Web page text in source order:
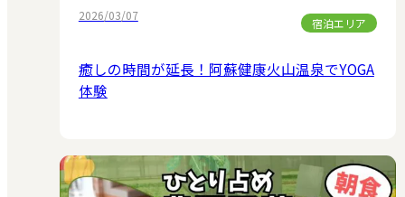
2026/03/07
宿泊エリア
癒しの時間が延長！阿蘇健康火山温泉でYOGA
体験